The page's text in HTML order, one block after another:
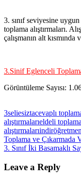
3. sınıf seviyesine
toplama alıştırmaları.
çalışmanın alt
3.Sinif Eglenceli
Görüntüleme Sayısı:
3seliesiztacevaplı
alıştırmalarıeldeli toplama
alıştırmalarıindir
Yazı
gezinmesi
Previous
Post:
Toplama ve Çıkarmada
Next
3. Sınıf İki Basamaklı
Leave a Reply